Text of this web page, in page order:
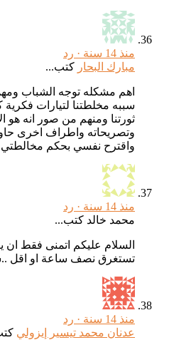
رد
مبارك البحار كتب...
اهم مشكله توجه الشباب ومهمه
سببه مخلطتنا لتيارات فكرية
ثورتنا ومنهم من صور انه هو
وتصريحاته واطراف اخرى حاولت
واقترح نفسي بحكم مخالطتي لكل
رد
محمد خالد كتب...
السلام عليكم اتمنى فقط ان يزيد
تستغرق نصف ساعة او اقل ..شكرا
رد
عدنان محمد تيسير إيزوليكتب...